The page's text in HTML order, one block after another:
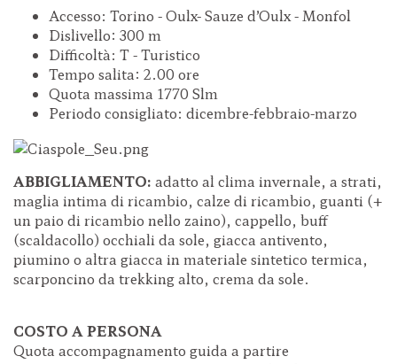
Accesso: Torino - Oulx- Sauze d’Oulx - Monfol
Dislivello: 300 m
Difficoltà: T - Turistico
Tempo salita: 2.00 ore
Quota massima 1770 Slm
Periodo consigliato: dicembre-febbraio-marzo
ABBIGLIAMENTO: adatto al clima invernale, a strati,
maglia intima di ricambio, calze di ricambio, guanti (+
un paio di ricambio nello zaino), cappello, buff
(scaldacollo) occhiali da sole, giacca antivento,
piumino o altra giacca in materiale sintetico termica,
scarponcino da trekking alto, crema da sole.
COSTO A PERSONA
Quota accompagnamento guida a partire